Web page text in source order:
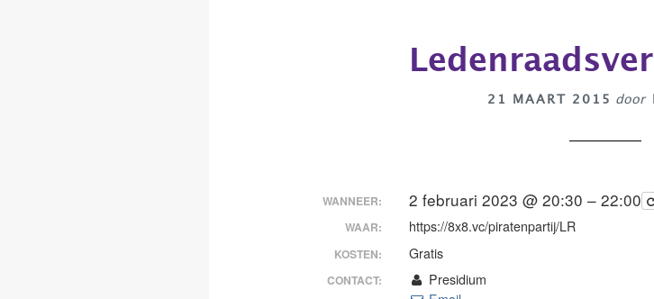
21 MAART 2015 door
WANNEER: 2 februari 2023 @ 20:30 – 22:00
WAAR: https://8x8.vc/piratenpartij/LR
KOSTEN: Gratis
CONTACT:
Presidium